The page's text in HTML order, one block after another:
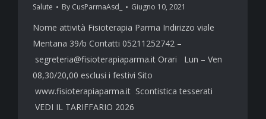
Salute By CusParmaAsd_ Giugno 10, 2021
Nome attività Fisioterapia Parma Indirizzo viale
Mentana 39/b Contatti 05211252742 –
segreteria@fisioterapiaparma.it Orari Lun – Ven
08,30/20,00 esclusi i festivi Sito
www.fisioterapiaparma.it Scontistica tesserati
VEDI IL TARIFFARIO 2026